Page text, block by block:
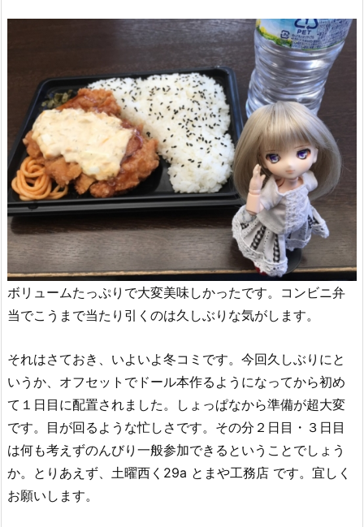
ボリュームたっぷりで大変美味しかったです。コンビニ弁
当でこうまで当たり引くのは久しぶりな気がします。
それはさておき、いよいよ冬コミです。今回久しぶりにと
いうか、オフセットでドール本作るようになってから初め
て１日目に配置されました。しょっぱなから準備が超大変
です。目が回るような忙しさです。その分２日目・３日目
は何も考えずのんびり一般参加できるということでしょう
か。とりあえず、土曜西く29a とまや工務店 です。宜しく
お願いします。